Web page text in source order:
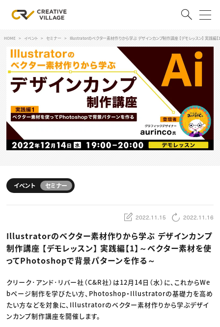
ログイン 会員登録
クリエイター求人を探す
CREATIVE JOB求人検索
特集求人
採用説明会
スキルアップしたい！
デザイン
編集・ライティング
マーケティング
ディレクション
業界解説・キャリア事情
お役立ち基礎知識
TOP Creator’s コラム
Webクリエイター
アプリクリエイター
ゲームクリエイター
映像クリエイター
マーケッター
C＆R Magazine
セミナー
ニュース・トレンド
Web
映像
ゲーム・エンタメ
広告
出版
CREATIVE VILLAGEからのお知らせ
HOME イベント セミナー Illustratorのベクター素材作りから学ぶ デザインカンプ制作講座 【デモレッスン】 実践編
イベント セミナー
2022.11.15 2022.11.16
Illustratorのベクター素材作りから学ぶ デザインカンプ
制作講座 【デモレッスン】 実践編【1】～ベクター素材を使
ってPhotoshopで背景パターンを作る～
クリーク･アンド･リバー社（C&R社）は12月14日（水）に、これからWe
bページ制作を学びたい方、Photoshop・Illustratorの基礎力を高め
たい方などを対象に、Illustratorのベクター素材作りから学ぶデザイ
ンカンプ制作講座を開催します。